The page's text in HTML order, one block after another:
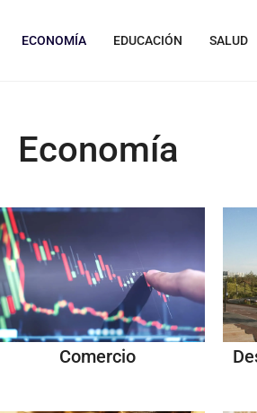
ECONOMÍA EDUCACIÓN SALUD
Economía
Comercio